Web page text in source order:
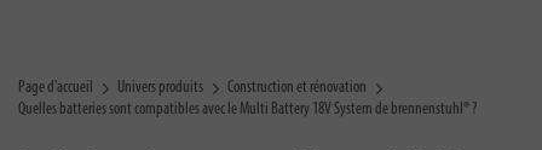
Page d'accueil Univers produits
Construction et rénovation
Quelles batteries sont compatibles avec le Multi Battery 18V System de brennenstuhl® ?